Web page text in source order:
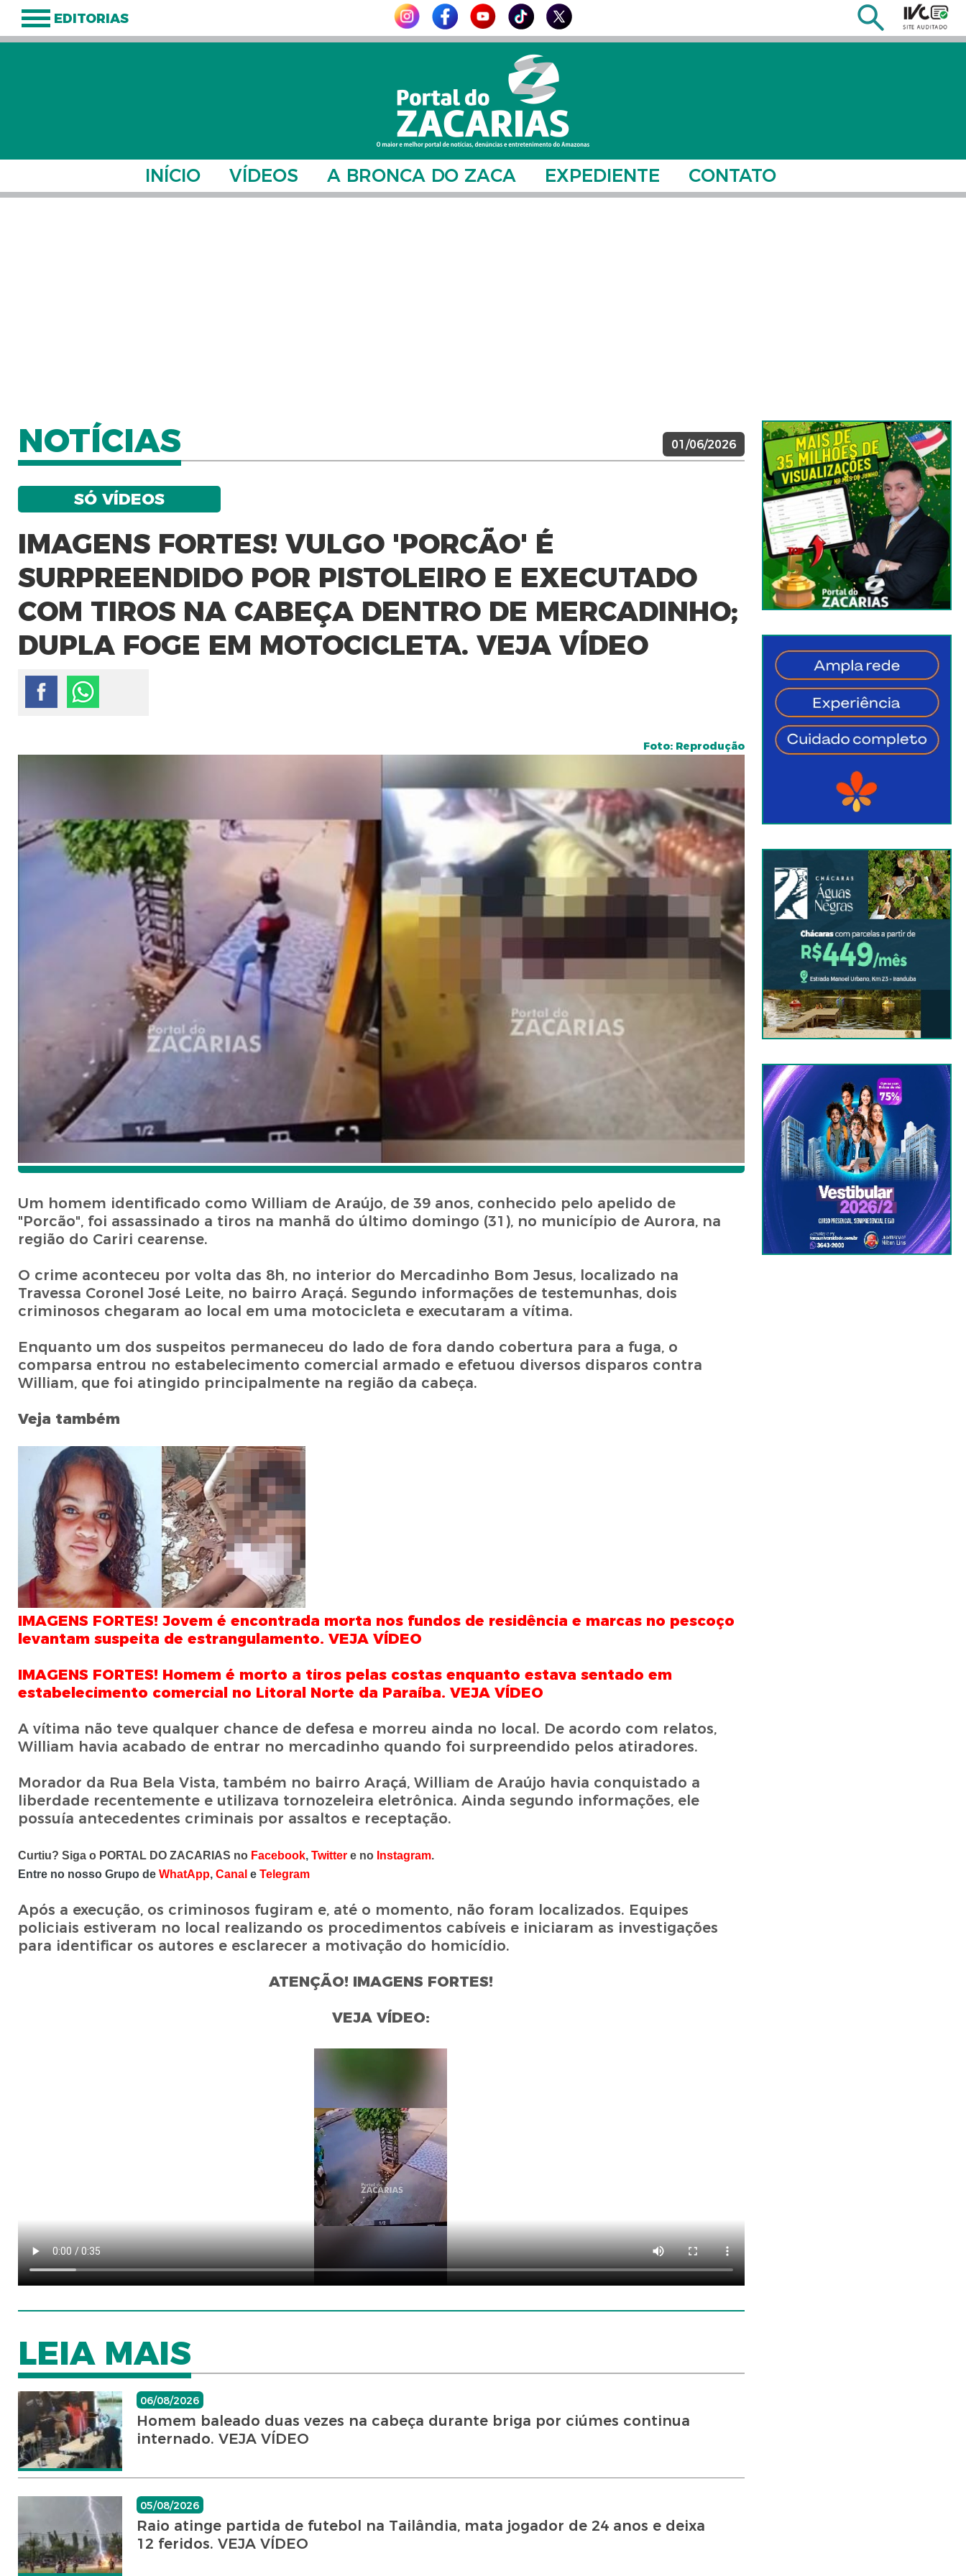
EDITORIAS
INÍCIO VÍDEOS A BRONCA DO ZACA EXPEDIENTE CONTATO
NOTÍCIAS 01/06/2026
SÓ VÍDEOS
IMAGENS FORTES! VULGO 'PORCÃO' É
SURPREENDIDO POR PISTOLEIRO E EXECUTADO
COM TIROS NA CABEÇA DENTRO DE MERCADINHO;
DUPLA FOGE EM MOTOCICLETA. VEJA VÍDEO
Foto: Reprodução
Um homem identificado como William de Araújo, de 39 anos, conhecido pelo apelido de
"Porcão", foi assassinado a tiros na manhã do último domingo (31), no município de Aurora, na
região do Cariri cearense.
O crime aconteceu por volta das 8h, no interior do Mercadinho Bom Jesus, localizado na
Travessa Coronel José Leite, no bairro Araçá. Segundo informações de testemunhas, dois
criminosos chegaram ao local em uma motocicleta e executaram a vítima.
Enquanto um dos suspeitos permaneceu do lado de fora dando cobertura para a fuga, o
comparsa entrou no estabelecimento comercial armado e efetuou diversos disparos contra
William, que foi atingido principalmente na região da cabeça.
Veja também
IMAGENS FORTES! Jovem é encontrada morta nos fundos de residência e marcas no pescoço
levantam suspeita de estrangulamento. VEJA VÍDEO
IMAGENS FORTES! Homem é morto a tiros pelas costas enquanto estava sentado em
estabelecimento comercial no Litoral Norte da Paraíba. VEJA VÍDEO
A vítima não teve qualquer chance de defesa e morreu ainda no local. De acordo com relatos,
William havia acabado de entrar no mercadinho quando foi surpreendido pelos atiradores.
Morador da Rua Bela Vista, também no bairro Araçá, William de Araújo havia conquistado a
liberdade recentemente e utilizava tornozeleira eletrônica. Ainda segundo informações, ele
possuía antecedentes criminais por assaltos e receptação.
Curtiu? Siga o PORTAL DO ZACARIAS no Facebook, Twittere no Instagram.
Entre no nosso Grupo de WhatApp, Canal e Telegram
Após a execução, os criminosos fugiram e, até o momento, não foram localizados. Equipes
policiais estiveram no local realizando os procedimentos cabíveis e iniciaram as investigações
para identificar os autores e esclarecer a motivação do homicídio.
ATENÇÃO! IMAGENS FORTES!
VEJA VÍDEO:
LEIA MAIS
06/08/2026
Homem baleado duas vezes na cabeça durante briga por ciúmes continua
internado. VEJA VÍDEO
05/08/2026
Raio atinge partida de futebol na Tailândia, mata jogador de 24 anos e deixa
12 feridos. VEJA VÍDEO